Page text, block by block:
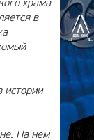
храма
в
истории
На нем